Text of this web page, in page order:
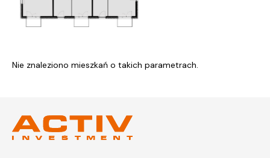
Nie znaleziono mieszkań o takich parametrach.